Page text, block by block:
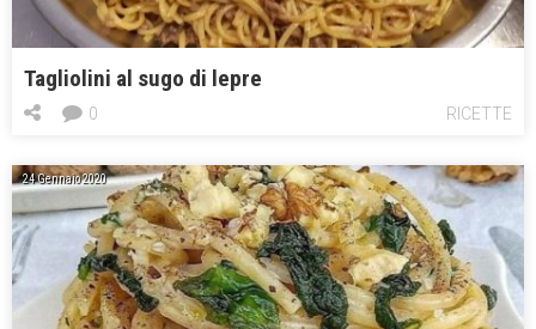
Tagliolini al sugo di lepre
RICETTE
0
24 Gennaio 2020